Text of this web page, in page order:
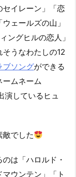
イレーン」「恋
ェールズの山」
ングヒルの恋人」
うなわたしの12
ブソングができる
ームネーム
演しているヒュ
敵でした
は「ハロルド・
ウンテン」「ト